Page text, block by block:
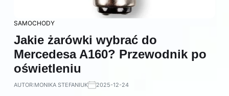
SAMOCHODY
Jakie żarówki wybrać do
Mercedesa A160? Przewodnik po
oświetleniu
AUTOR:MONIKA STEFANIUK 2025-12-24